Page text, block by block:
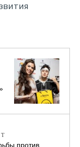
против